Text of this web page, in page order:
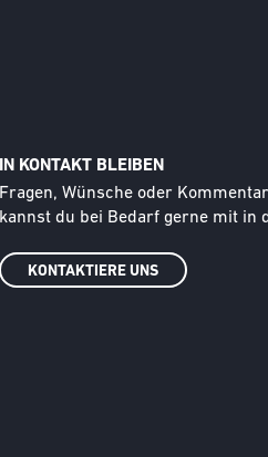
IN KONTAKT BLEIBEN
Text
Fragen, Wünsche oder
kannst du bei Bedarf gerne mit in
KONTAKTIERE UNS